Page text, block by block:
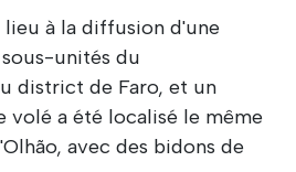
à la diffusion d'une
unités du
district de Faro, et un
volé a été localisé le même
avec des bidons de